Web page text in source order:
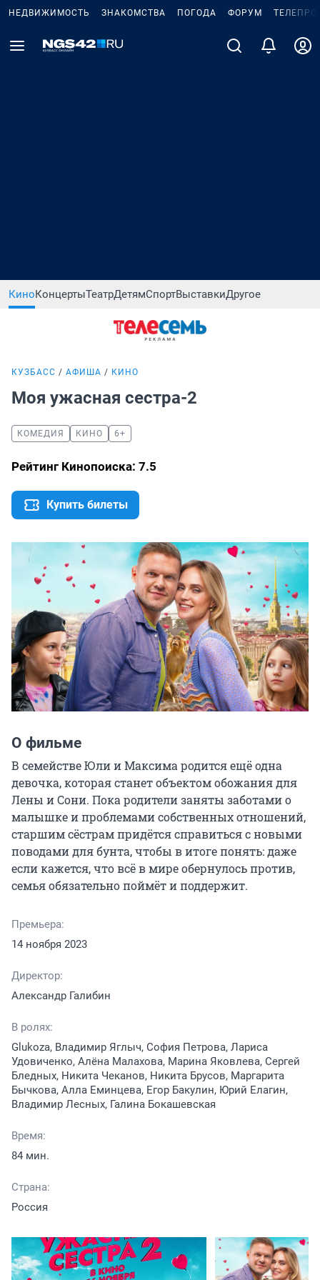
НЕДВИЖИМОСТЬ ЗНАКОМСТВА ПОГОДА ФОРУМ
КиноКонцертыТеатрДетямСпортВыставкиДругое
КУЗБАСС АФИША КИНО
Моя ужасная сестра-2
КОМЕДИЯ КИНО 6+
Рейтинг Кинопоиска: 7.5
Купить билеты
О фильме
В семействе Юли и Максима родится ещё одна
девочка, которая станет объектом обожания для
Лены и Сони. Пока родители заняты заботами о
малышке и проблемами собственных отношений,
старшим сёстрам придётся справиться с новыми
поводами для бунта, чтобы в итоге понять: даже
если кажется, что всё в мире обернулось против,
семья обязательно поймёт и поддержит.
Премьера:
14 ноября 2023
Директор:
Александр Галибин
В ролях:
Glukoza, Владимир Яглыч, София Петрова, Лариса
Удовиченко, Алёна Малахова, Марина Яковлева, Сергей
Бледных, Никита Чеканов, Никита Брусов, Маргарита
Бычкова, Алла Еминцева, Егор Бакулин, Юрий Елагин,
Владимир Лесных, Галина Бокашевская
Время:
84 мин.
Страна:
Россия